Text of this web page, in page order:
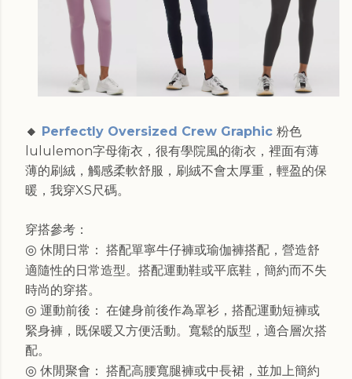
🔸 Perfectly Oversized Crew Graphic 粉色
lululemon字母衛衣，很有學院風的衛衣，裡面有薄
薄的刷絨，觸感柔軟舒服，刷絨不會太厚重，輕盈的保
暖，我穿XS尺碼。
穿搭參考：
◎ 休閒日常： 搭配單寧牛仔褲或瑜伽褲搭配，營造舒
適隨性的日常造型。搭配運動鞋或平底鞋，簡約而不失
時尚的穿搭。
◎ 運動前後： 在健身前後作為罩衫，搭配運動短褲或
緊身褲，既保暖又方便活動。寬鬆的版型，適合層次搭
配。
◎ 休閒聚會： 搭配高腰寬腿褲或中長裙，並加上簡約